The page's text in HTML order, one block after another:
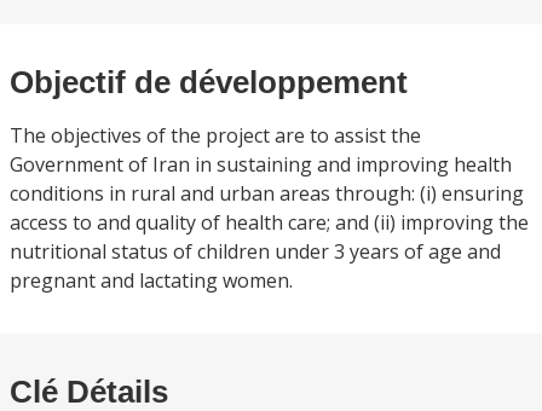
Objectif de développement
The objectives of the project are to assist the
Government of Iran in sustaining and improving health
conditions in rural and urban areas through: (i) ensuring
access to and quality of health care; and (ii) improving the
nutritional status of children under 3 years of age and
pregnant and lactating women.
Clé Détails